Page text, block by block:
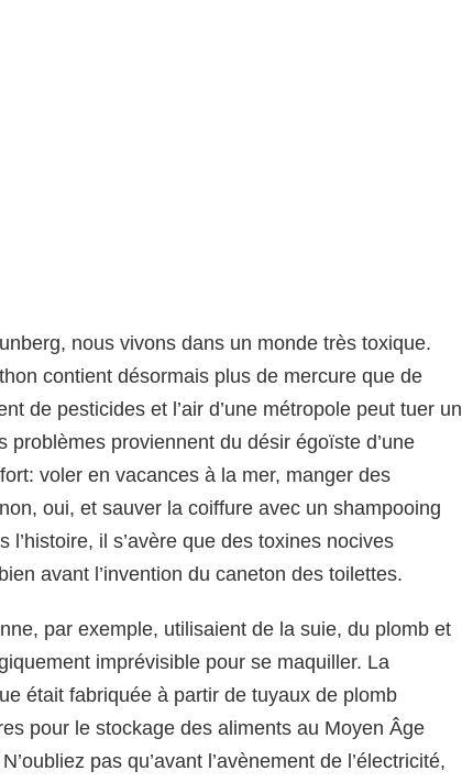
nous vivons dans un monde très toxique.
contient désormais plus de mercure que de
de pesticides et l’air d’une métropole peut tuer un
problèmes proviennent du désir égoïste d’une
voler en vacances à la mer, manger des
oui, et sauver la coiffure avec un shampooing
il s’avère que des toxines nocives
avant l’invention du caneton des toilettes.
par exemple, utilisaient de la suie, du plomb et
imprévisible pour se maquiller. La
était fabriquée à partir de tuyaux de plomb
pour le stockage des aliments au Moyen Âge
pas qu’avant l’avènement de l’électricité,